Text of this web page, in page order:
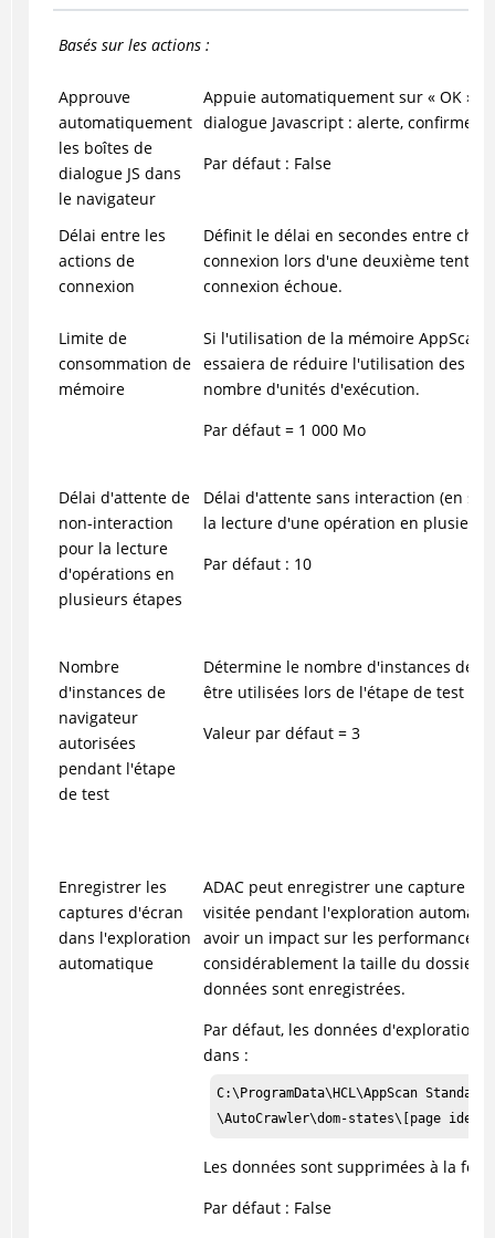
Basés sur les actions :
Approuve
automatiquement
les boîtes de
dialogue JS dans
le navigateur
Appuie automatiquement sur « OK »
dialogue Javascript : alerte, confirmer,
Par défaut : False
Délai entre les
actions de
connexion
Définit le délai en secondes entre
connexion lors d'une deuxième
connexion échoue.
Limite de
consommation de
mémoire
Si l'utilisation de la mémoire AppScan
essaiera de réduire l'utilisation des
nombre d'unités d'exécution.
Par défaut = 1 000 Mo
Délai d'attente de
non-interaction
pour la lecture
d'opérations en
plusieurs étapes
Délai d'attente sans interaction (en
la lecture d'une opération en
Par défaut : 10
Nombre
d'instances de
navigateur
autorisées
pendant l'étape
de test
Détermine le nombre d'instances de
être utilisées lors de l'étape de test de
Valeur par défaut = 3
Enregistrer les
captures d'écran
dans l'exploration
automatique
ADACpeut enregistrer une capture
visitée pendant l'exploration
avoir un impact sur les performances
considérablement la taille du dossier
données sont enregistrées.
Par défaut, les données d'exploration
dans :
C:\ProgramData\HCL\AppScan
\AutoCrawler\dom-states\[page
Les données sont supprimées à la
Par défaut : False